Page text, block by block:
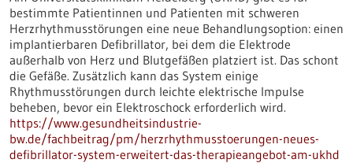
bestimmte Patientinnen und Patienten mit schweren
Herzrhythmusstörungen eine neue Behandlungsoption: einen
implantierbaren Defibrillator, bei dem die Elektrode
außerhalb von Herz und Blutgefäßen platziert ist. Das schont
die Gefäße. Zusätzlich kann das System einige
Rhythmusstörungen durch leichte elektrische Impulse
beheben, bevor ein Elektroschock erforderlich wird.
https://www.gesundheitsindustrie-
bw.de/fachbeitrag/pm/herzrhythmusstoerungen-neues-
defibrillator-system-erweitert-das-therapieangebot-am-ukhd